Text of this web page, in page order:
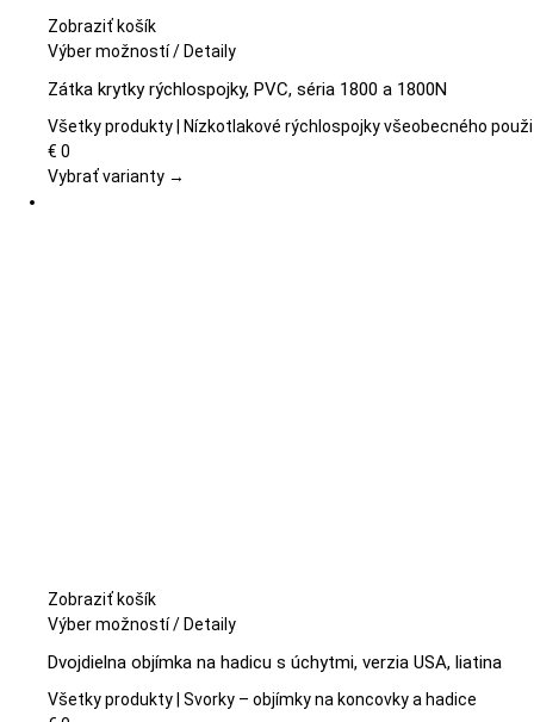
Zobraziť košík
Výber možnostíTento
má
viacero
Možnosti
/Detaily
Zátka krytky rýchlospojky, PVC, séria 1800 a 1800N
Všetky produkty | Nízkotlakové rýchlospojky všeobecného
€ 0
Vybrať varianty →
Zobraziť košík
Výber možností Tento
má
viacero
/Detaily
Dvojdielna objímka na hadicu s úchytmi, verzia USA, liatina
Všetky produkty | Svorky – objímky na koncovky a hadice